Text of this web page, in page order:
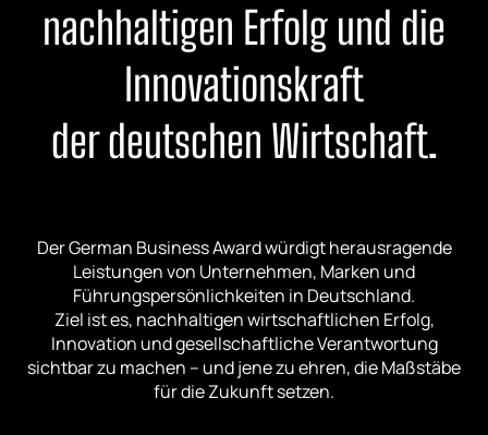
nachhaltigen Erfolg und die
Innovationskraft
der deutschen Wirtschaft.
Der German Business Award würdigt herausragende
Leistungen von Unternehmen, Marken und
Führungspersönlichkeiten in Deutschland.
Ziel ist es, nachhaltigen wirtschaftlichen Erfolg,
Innovation und gesellschaftliche Verantwortung
sichtbar zu machen – und jene zu ehren, die Maßstäbe
für die Zukunft setzen.